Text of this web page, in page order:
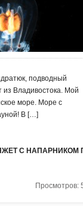
подводный
из Владивостока. Мой
море. Море с
В […]
С НАПАРНИКОМ
Просмотров: